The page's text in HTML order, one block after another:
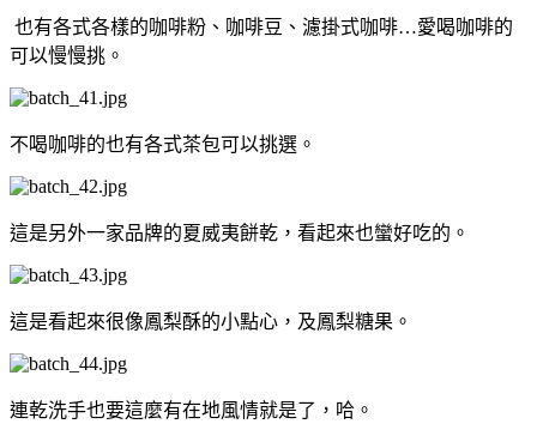
也有各式各樣的咖啡粉、咖啡豆、濾掛式咖啡…愛喝咖啡的
可以慢慢挑。
不喝咖啡的也有各式茶包可以挑選。
這是另外一家品牌的夏威夷餅乾，看起來也蠻好吃的。
這是看起來很像鳳梨酥的小點心，及鳳梨糖果。
連乾洗手也要這麼有在地風情就是了，哈。